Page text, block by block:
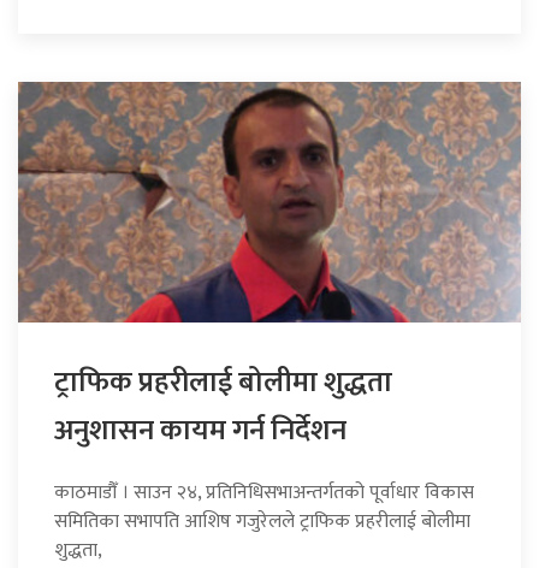
ट्राफिक प्रहरीलाई बोलीमा शुद्धता
अनुशासन कायम गर्न निर्देशन
काठमाडौँ । साउन २४, प्रतिनिधिसभाअन्तर्गतको पूर्वाधार विकास
समितिका सभापति आशिष गजुरेलले ट्राफिक प्रहरीलाई बोलीमा
शुद्धता,